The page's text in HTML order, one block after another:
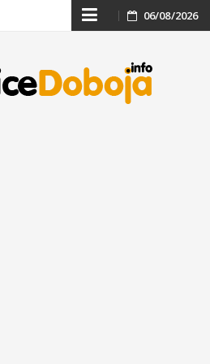
Skip
content
06/08/2026